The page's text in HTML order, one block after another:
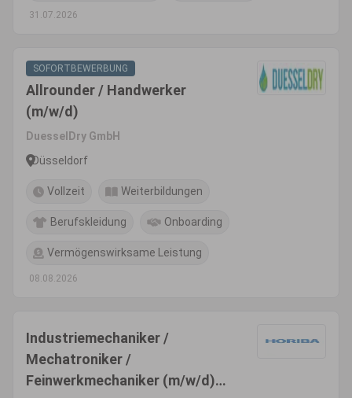
31.07.2026
SOFORTBEWERBUNG
Allrounder / Handwerker
(m/w/d)
DuesselDry GmbH
Düsseldorf
Vollzeit Weiterbildungen
Berufskleidung Onboarding
Vermögenswirksame Leistung
08.08.2026
Industriemechaniker /
Mechatroniker /
Feinwerkmechaniker (m/w/d)